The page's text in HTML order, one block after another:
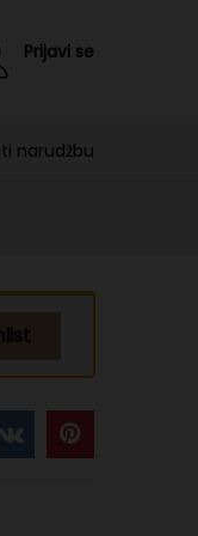
Prijavi se
narudžbu